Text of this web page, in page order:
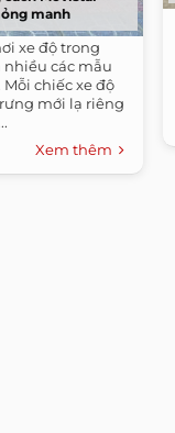
manh
xe độ trong
các mẫu
chiếc xe độ
mới lạ riêng
Xem thêm